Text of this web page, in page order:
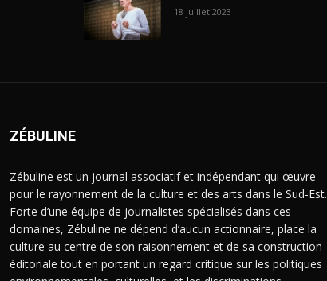
18 juillet 2023
ZÉBULINE
Zébuline est un journal associatif et indépendant qui œuvre
pour le rayonnement de la culture et des arts dans le Sud-Est.
Forte d’une équipe de journalistes spécialisés dans ces
domaines, Zébuline ne dépend d’aucun actionnaire, place la
culture au centre de son raisonnement et de sa construction
éditoriale tout en portant un regard critique sur les politiques